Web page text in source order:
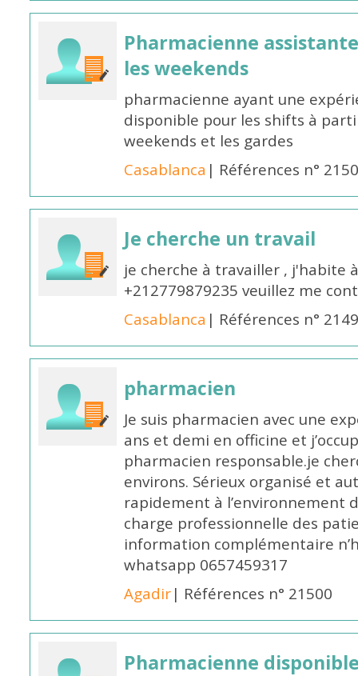
Pharmacienne
les weekends
pharmacienne ayant une
disponible pour les shifts à
weekends et les gardes
Casablanca | Références n°
Je cherche un travail
je cherche à travailler , j'habite
+212779879235 veuillez me
Casablanca | Références n°
pharmacien
Je suis pharmacien avec une
ans et demi en officine et
pharmacien responsable.je
environs. Sérieux organisé et
rapidement à l’environnement
charge professionnelle des
information complémentaire
whatsapp 0657459317
Agadir| Références n° 21500
Pharmacienne